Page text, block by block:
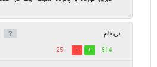
بی نام
514
25